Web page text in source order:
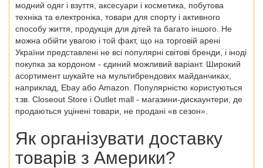
модний одяг і взуття, аксесуари і косметика, побутова
техніка та електроніка, товари для спорту і активного
способу життя, продукція для дітей та багато іншого. Не
можна обійти увагою і той факт, що на торговій арені
України представлені не всі популярні світові бренди, і іноді
покупка за кордоном - єдиний можливий варіант. Широкий
асортимент шукайте на мультибрендових майданчиках,
наприклад, Ebay або Amazon. Популярністю користуються
т.зв. Closeout Store і Outlet mall - магазини-дискаунтери, де
продаються уцінені товари, не продані «в сезон».
Як організувати доставку
товарів з Америки?